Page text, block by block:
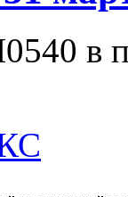
в